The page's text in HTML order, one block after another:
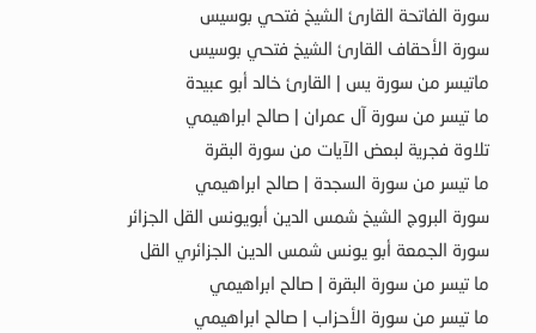
سورة الفاتحة القارئ الشيخ فتحي بوسيس
سورة الأحقاف القارئ الشيخ فتحي بوسيس
ماتيسر من سورة يس | القارئ خالد أبو عبيدة
ما تيسر من سورة آل عمران | صالح ابراهيمي
تلاوة فجرية لبعض الآيات من سورة البقرة
ما تيسر من سورة السجدة | صالح ابراهيمي
سورة البروج الشيخ شمس الدين أبويونس القل الجزائر
سورة الجمعة أبو يونس شمس الدين الجزائري القل
ما تيسر من سورة البقرة | صالح ابراهيمي
ما تيسر من سورة الأحزاب | صالح ابراهيمي